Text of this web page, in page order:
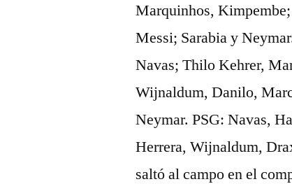
Marquinhos,
Messi; Sarabia y
Navas; Thilo Kehrer,
Wijnaldum, Danilo,
Neymar. PSG: Navas,
Herrera, Wijnaldum,
saltó al campo en el